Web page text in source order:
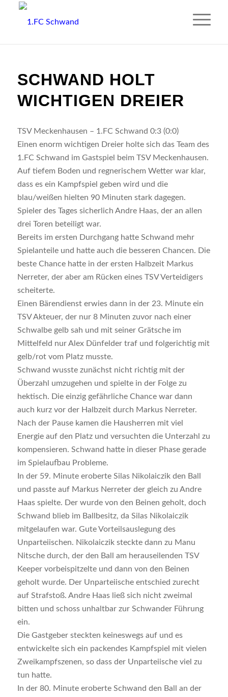
SCHWAND HOLT
WICHTIGEN DREIER
TSV Meckenhausen – 1.FC Schwand 0:3 (0:0)
Einen enorm wichtigen Dreier holte sich das Team des
1.FC Schwand im Gastspiel beim TSV Meckenhausen.
Auf tiefem Boden und regnerischem Wetter war klar,
dass es ein Kampfspiel geben wird und die
blau/weißen hielten 90 Minuten stark dagegen.
Spieler des Tages sicherlich Andre Haas, der an allen
drei Toren beteiligt war.
Bereits im ersten Durchgang hatte Schwand mehr
Spielanteile und hatte auch die besseren Chancen. Die
beste Chance hatte in der ersten Halbzeit Markus
Nerreter, der aber am Rücken eines TSV Verteidigers
scheiterte.
Einen Bärendienst erwies dann in der 23. Minute ein
TSV Akteuer, der nur 8 Minuten zuvor nach einer
Schwalbe gelb sah und mit seiner Grätsche im
Mittelfeld nur Alex Dünfelder traf und folgerichtig mit
gelb/rot vom Platz musste.
Schwand wusste zunächst nicht richtig mit der
Überzahl umzugehen und spielte in der Folge zu
hektisch. Die einzig gefährliche Chance war dann
auch kurz vor der Halbzeit durch Markus Nerreter.
Nach der Pause kamen die Hausherren mit viel
Energie auf den Platz und versuchten die Unterzahl zu
kompensieren. Schwand hatte in dieser Phase gerade
im Spielaufbau Probleme.
In der 59. Minute eroberte Silas Nikolaiczik den Ball
und passte auf Markus Nerreter der gleich zu Andre
Haas spielte. Der wurde von den Beinen geholt, doch
Schwand blieb im Ballbesitz, da Silas Nikolaiczik
mitgelaufen war. Gute Vorteilsauslegung des
Unparteiischen. Nikolaiczik steckte dann zu Manu
Nitsche durch, der den Ball am herauseilenden TSV
Keeper vorbeispitzelte und dann von den Beinen
geholt wurde. Der Unparteiische entschied zurecht
auf Strafstoß. Andre Haas ließ sich nicht zweimal
bitten und schoss unhaltbar zur Schwander Führung
ein.
Die Gastgeber steckten keineswegs auf und es
entwickelte sich ein packendes Kampfspiel mit vielen
Zweikampfszenen, so dass der Unparteiische viel zu
tun hatte.
In der 80. Minute eroberte Schwand den Ball an der